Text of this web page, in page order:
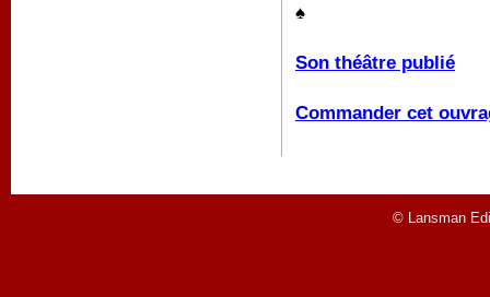
♠
Son théâtre publié
Commander cet
© Lansman